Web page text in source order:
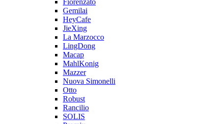
Fiorenzato
Gemilai
HeyCafe
JieXing
La Marzocco
LingDong
Macap
MahlKonig
Mazzer
Nuova Simonelli
Otto
Robust
Rancilio
SOLIS